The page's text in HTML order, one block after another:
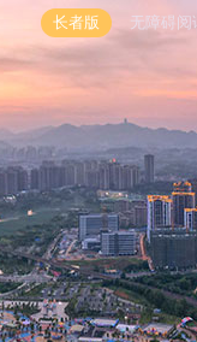
长者版 无障碍阅